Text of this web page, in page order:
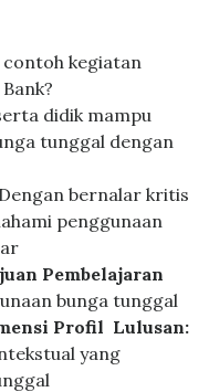
contoh kegiatan
didik mampu
tunggal dengan
Dengan bernalar kritis
penggunaan
Pembelajaran
bunga tunggal
Profil Lulusan:
yang